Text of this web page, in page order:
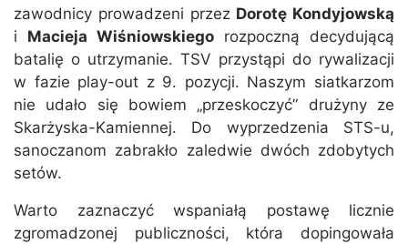
zawodnicy prowadzeni przez Dorotę Kondyjowską
i Macieja Wiśniowskiego rozpoczną decydującą
batalię o utrzymanie. TSV przystąpi do rywalizacji
w fazie play-out z 9. pozycji. Naszym siatkarzom
nie udało się bowiem „przeskoczyć” drużyny ze
Skarżyska-Kamiennej. Do wyprzedzenia STS-u,
sanoczanom zabrakło zaledwie dwóch zdobytych
setów.
Warto zaznaczyć wspaniałą postawę licznie
zgromadzonej publiczności, która dopingowała